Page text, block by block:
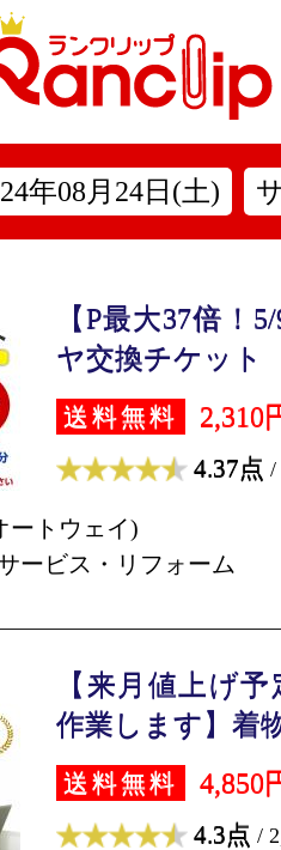
年08月24日(土)
【P最大37倍！
ヤ交換チケット
送料無料 2,310
4.37点 /
ートウェイ)
ービス・リフォーム
【来月値上げ
作業します】着
送料無料 4,850
4.3点 /